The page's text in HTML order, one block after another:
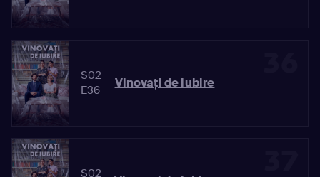
S02
E36
Vinovaţi de iubire
S02